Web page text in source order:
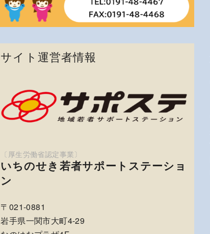
サイト運営者情報
いちのせき若者サポートステーショ
ン
〒021-0881
岩手県一関市大町4-29